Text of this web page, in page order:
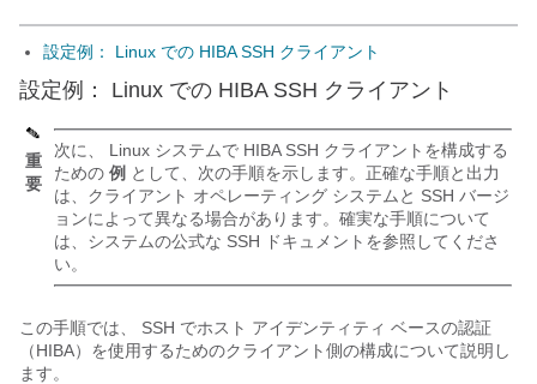
設定例： Linux での HIBA SSH クライアント
設定例： Linux での HIBA SSH クライアント
重
要
次に、 Linux システムで HIBA SSH クライアントを構成する
ための 例 として、次の手順を示します。正確な手順と出力
は、クライアント オペレーティング システムと SSH バージ
ョンによって異なる場合があります。確実な手順について
は、システムの公式な SSH ドキュメントを参照してくださ
い。
この手順では、 SSH でホスト アイデンティティ ベースの認証
（HIBA）を使用するためのクライアント側の構成について説明し
ます。